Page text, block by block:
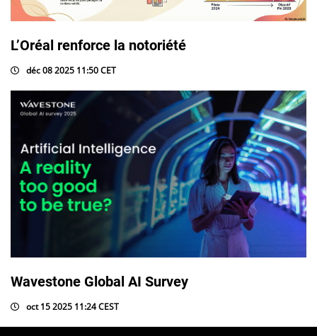
L’Oréal renforce la notoriété
déc 08 2025 11:50 CET
Wavestone Global AI Survey
oct 15 2025 11:24 CEST